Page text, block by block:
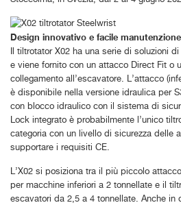
Design innovativo e facile manutenzione
Il tiltrotator X02 ha una serie di soluzioni
e viene fornito con un attacco Direct Fit o
collegamento all’escavatore. L’attacco
è disponibile nella versione idraulica per
con blocco idraulico con il sistema di
Lock integrato è probabilmente l’unico
categoria con un livello di sicurezza delle
supportare i requisiti CE.
L’X02 si posiziona tra il più piccolo
per macchine inferiori a 2 tonnellate e il
escavatori da 2,5 a 4 tonnellate. Anche in